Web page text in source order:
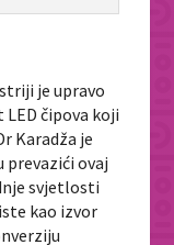
je upravo
LED čipova koji
Karadža je
ovaj
svjetlosti
kao izvor